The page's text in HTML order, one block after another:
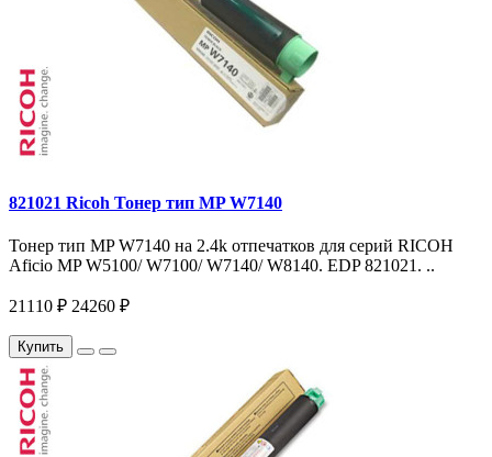
821021 Ricoh Тонер тип MP W7140
Тонер тип MP W7140 на 2.4k отпечатков для серий RICOH
Aficio MP W5100/ W7100/ W7140/ W8140. EDP 821021. ..
21110 ₽ 24260 ₽
Купить